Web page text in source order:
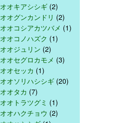
オオキアシシギ (2)
オオグンカンドリ (2)
オオコシアカツバメ (1)
オオコノハズク (1)
オオジュリン (2)
オオセグロカモメ (3)
オオセッカ (1)
オオソリハシシギ (20)
オオタカ (7)
オオトラツグミ (1)
オオハクチョウ (2)